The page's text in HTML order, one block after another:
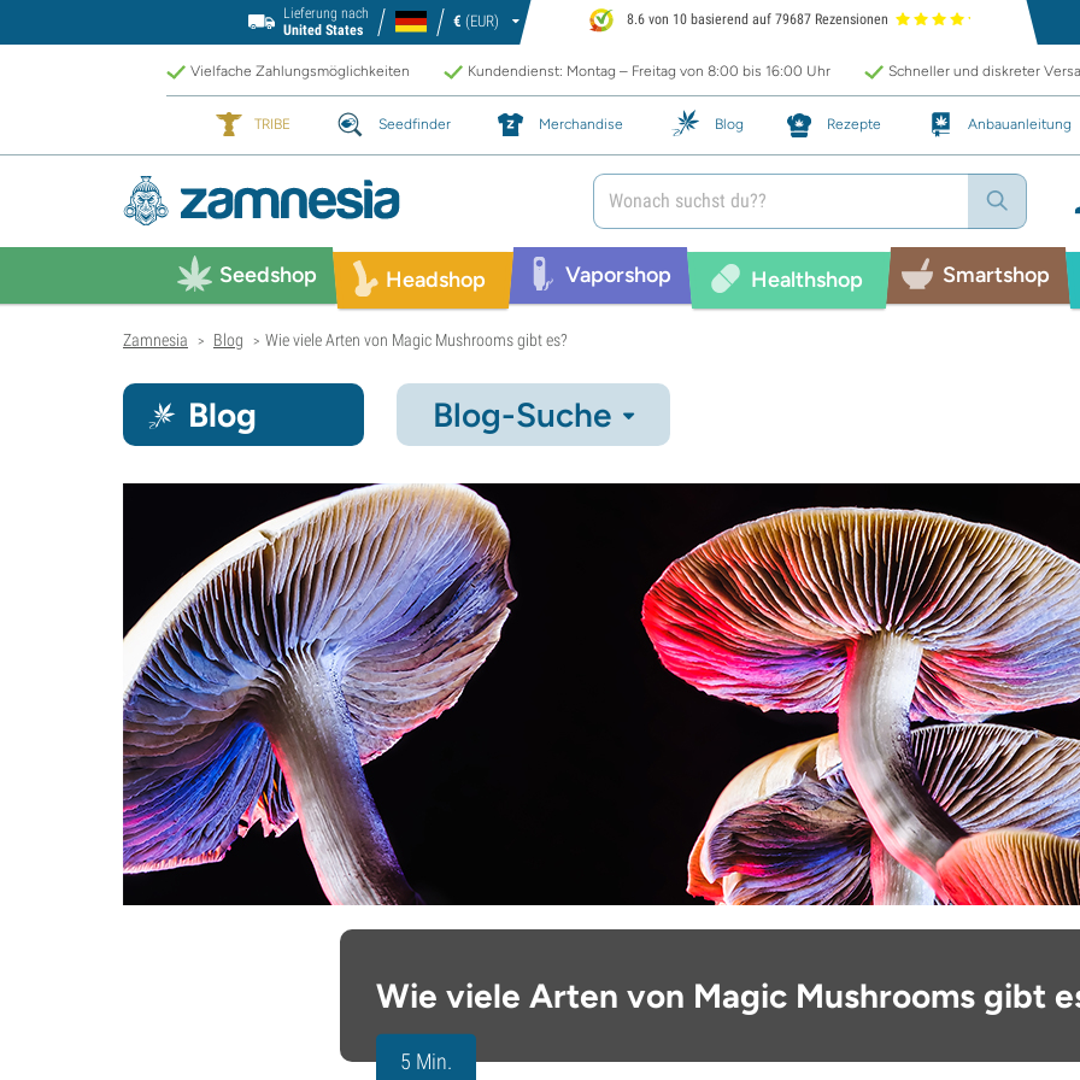
Lieferung nach
United States
€ (EUR) 8.6 von 10 basierend auf 79687 Rezensionen
Vielfache Zahlungsmöglichkeiten Kundendienst: Montag – Freitag von 8:00 bis 16:00 Uhr Schneller und diskreter
TRIBE Seedfinder Merchandise Blog Rezepte Anbauanleitung
Seedshop Headshop Vaporshop Healthshop Smartshop
Zamnesia > Blog > Wie viele Arten von Magic Mushrooms gibt es?
Blog Blog-Suche
Wie viele Arten von Magic Mushrooms gibt
5 Min.